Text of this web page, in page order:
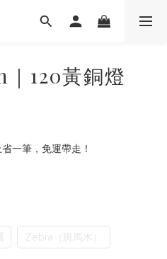
120黃銅燈
一筆，免運帶走！
Zebra（斑馬木）